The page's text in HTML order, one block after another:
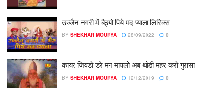
उज्जैन नगरी में बैठ्यो पिये मद प्याला लिरिक्स
BY SHEKHAR MOURYA 28/09/2022 0
कायर जिवडो डरे मन मायलो अब थोडी महर करो गुरासा
BY SHEKHAR MOURYA 12/12/2019 0